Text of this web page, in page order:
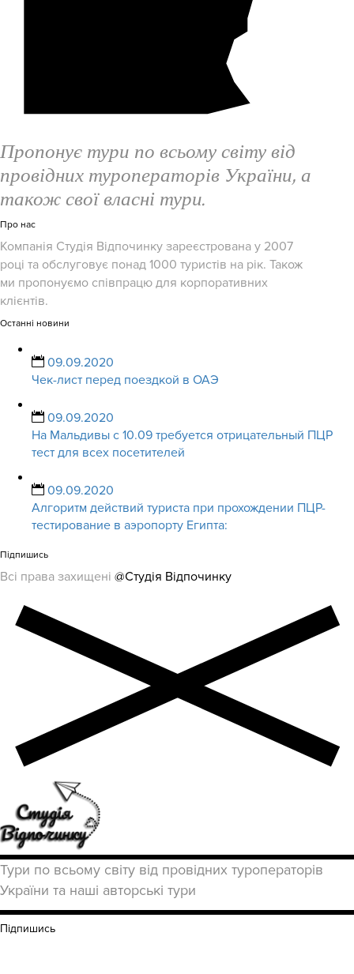
Пропонує тури по всьому світу від
провідних туроператорів України, а
також свої власні тури.
Про нас
Компанія Студія Відпочинку зареєстрована у 2007
році та обслуговує понад 1000 туристів на рік. Також
ми пропонуємо співпрацю для корпоративних
клієнтів.
Останні новини
09.09.2020
Чек-лист перед поездкой в ОАЭ
09.09.2020
На Мальдивы с 10.09 требуется отрицательный ПЦР
тест для всех посетителей
09.09.2020
Алгоритм действий туриста при прохождении ПЦР-
тестирование в аэропорту Египта:
Підпишись
Всі права захищені @Студія Відпочинку
Тури по всьому світу від провідних туроператорів
України та наші авторські тури
Підпишись